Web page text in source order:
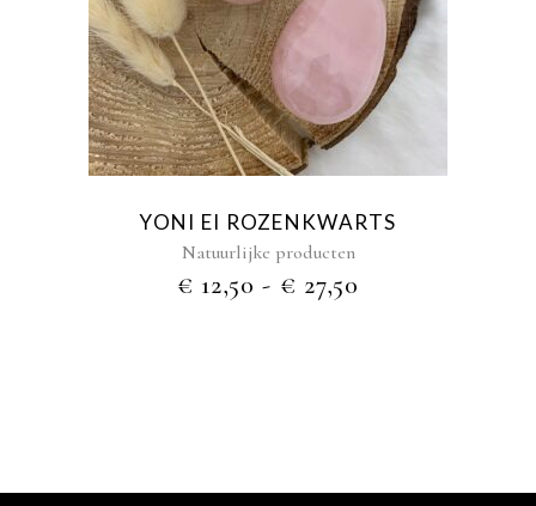
product
heeft
variaties.
Deze
optie
kan
worden
op
de
YONI EI ROZENKWARTS
Natuurlijke producten
€ 12,50 - € 27,50